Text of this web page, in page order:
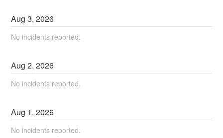
Aug3,2026
No incidents reported.
Aug2,2026
No incidents reported.
Aug 1,2026
No incidents reported.